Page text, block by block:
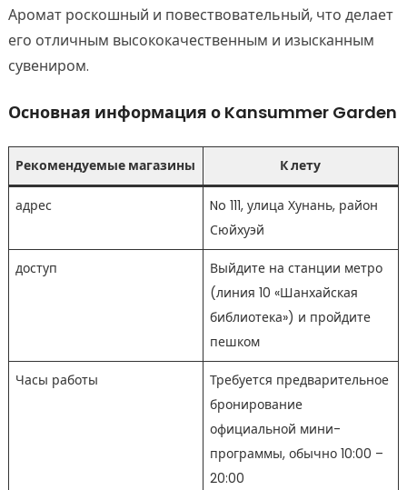
Аромат роскошный и повествовательный, что делает
его отличным высококачественным и изысканным
сувениром.
Основная информация о Kansummer Garden
Рекомендуемые магазины К лету
адрес
No 111, улица Хунань, район
Сюйхуэй
доступ
Выйдите на станции метро
(линия 10 «Шанхайская
библиотека») и пройдите
пешком
Часы работы
Требуется предварительное
бронирование
официальной мини-
программы, обычно 10:00 –
20:00